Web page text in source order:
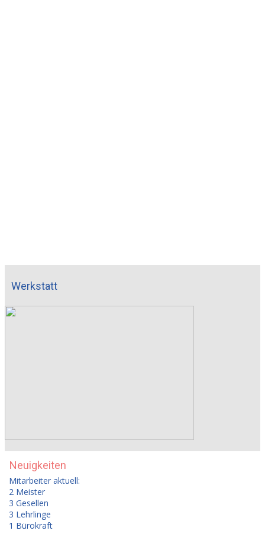
Werkstatt
Neuigkeiten
Mitarbeiter aktuell:
2 Meister
3 Gesellen
3 Lehrlinge
1 Bürokraft